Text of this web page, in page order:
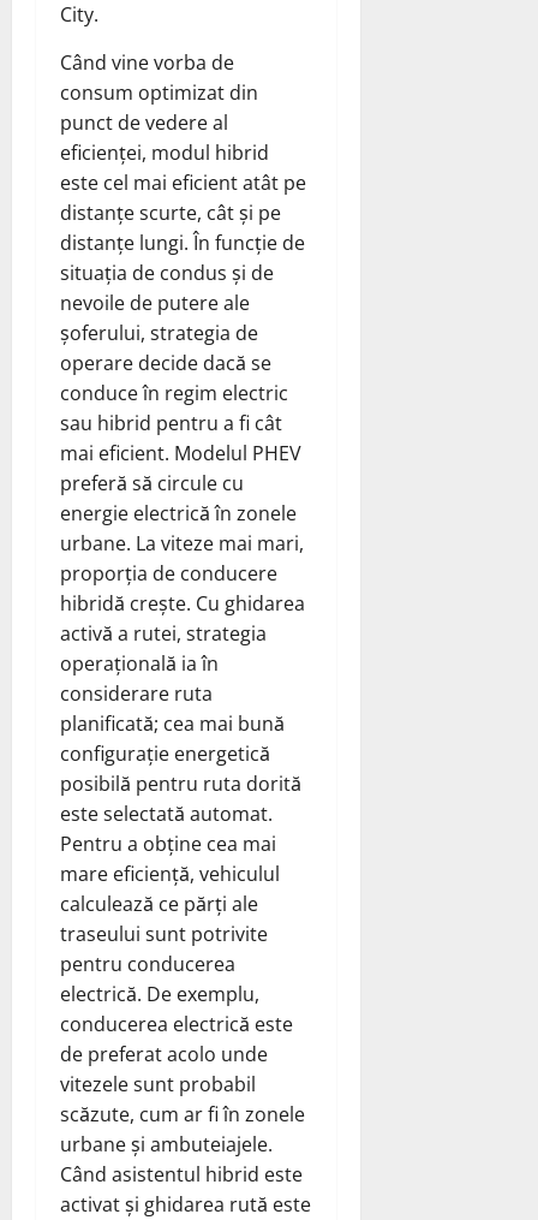
City.
Când vine vorba de
consum optimizat din
punct de vedere al
eficienței, modul hibrid
este cel mai eficient atât pe
distanțe scurte, cât și pe
distanțe lungi. În funcție de
situația de condus și de
nevoile de putere ale
șoferului, strategia de
operare decide dacă se
conduce în regim electric
sau hibrid pentru a fi cât
mai eficient. Modelul PHEV
preferă să circule cu
energie electrică în zonele
urbane. La viteze mai mari,
proporția de conducere
hibridă crește. Cu ghidarea
activă a rutei, strategia
operațională ia în
considerare ruta
planificată; cea mai bună
configurație energetică
posibilă pentru ruta dorită
este selectată automat.
Pentru a obține cea mai
mare eficiență, vehiculul
calculează ce părți ale
traseului sunt potrivite
pentru conducerea
electrică. De exemplu,
conducerea electrică este
de preferat acolo unde
vitezele sunt probabil
scăzute, cum ar fi în zonele
urbane și ambuteiajele.
Când asistentul hibrid este
activat și ghidarea rută este